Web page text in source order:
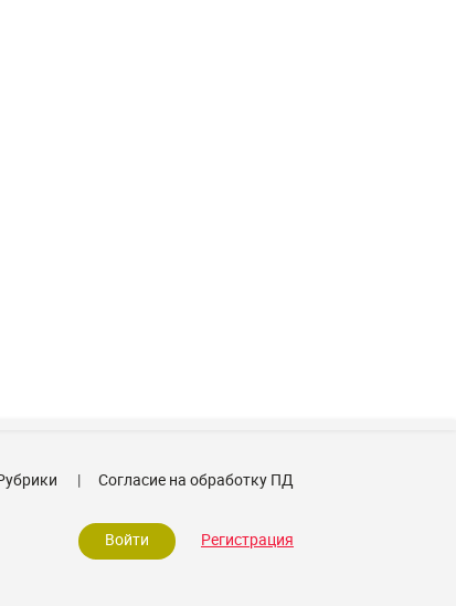
Согласие на обработку ПД
Войти Регистрация